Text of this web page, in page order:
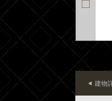
建物